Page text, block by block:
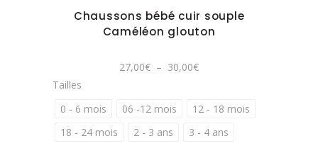
être
choisies
la
du
produit
Chaussons bébé cuir souple
Caméléon glouton
27,00€ – 30,00€Plage
à
30,00€
Tailles
0 - 6 mois
06 -12 mois
12 - 18 mois
18 - 24 mois
2 - 3 ans 3 - 4 ans